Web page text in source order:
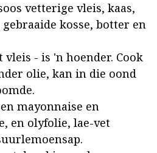
vetterige vleis, kaas,
kosse, botter en
vleis - is 'n hoender. Cook
olie, kan in die oond
mayonnaise en
en olyfolie, lae-vet